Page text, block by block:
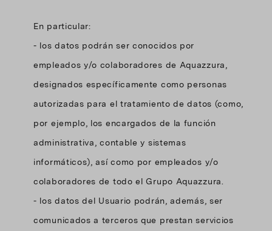
En particular:
- los datos podrán ser conocidos por
empleados y/o colaboradores de Aquazzura,
designados específicamente como personas
autorizadas para el tratamiento de datos (como,
por ejemplo, los encargados de la función
administrativa, contable y sistemas
informáticos), así como por empleados y/o
colaboradores de todo el Grupo Aquazzura.
- los datos del Usuario podrán, además, ser
comunicados a terceros que prestan servicios